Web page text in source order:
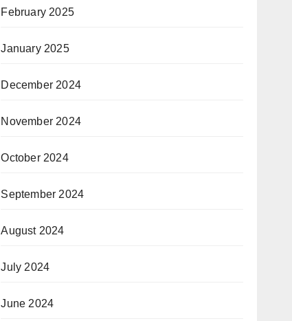
February 2025
January 2025
December 2024
November 2024
October 2024
September 2024
August 2024
July 2024
June 2024